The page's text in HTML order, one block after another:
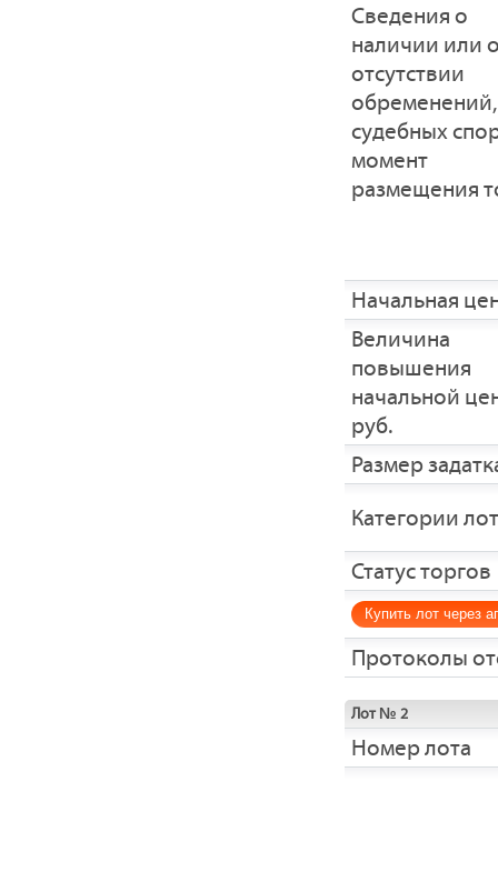
Cведения о
наличии или
отсутствии
обременений,
судебных
момент
размещения
Начальная
Величина
повышения
начальной
руб.
Размер
Категории
Статус торгов
Купить лот через
Протоколы
Лот № 2
Номер лота